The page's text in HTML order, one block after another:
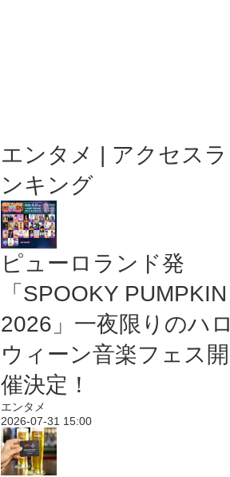
エンタメ | アクセスラ
ンキング
ピューロランド発
「SPOOKY PUMPKIN
2026」一夜限りのハロ
ウィーン音楽フェス開
催決定！
エンタメ
2026-07-31 15:00